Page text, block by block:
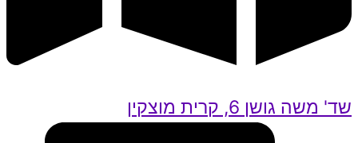
שד' משה גושן 6, קרית מוצקין